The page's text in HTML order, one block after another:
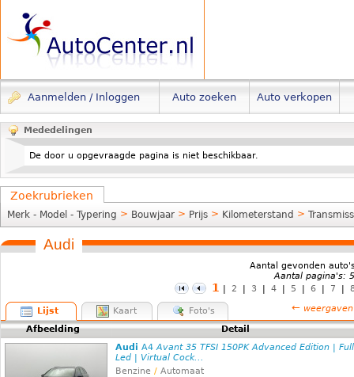
Aanmelden / Inloggen Auto zoeken Auto verkopen
Mededelingen
De door u opgevraagde pagina is niet beschikbaar.
Zoekrubrieken
Merk - Model - Typering > Bouwjaar > Prijs > Kilometerstand >
Audi
Aantal gevonden
Aantal pagina's:
1 | 2 | 3 | 4 | 5 | 6 | 7 |
Lijst Kaart Foto's ← weergaven
Afbeelding
Detail
Audi A4 Avant 35 TFSI 150PK Advanced Edition |
Led | Virtual Cock...
Benzine / Automaat